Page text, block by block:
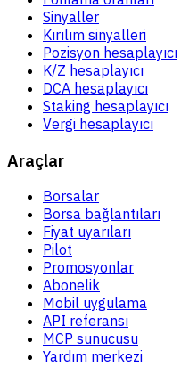
Sinyaller
Kırılım sinyalleri
Pozisyon hesaplayıcı
K/Z hesaplayıcı
DCA hesaplayıcı
Staking hesaplayıcı
Vergi hesaplayıcı
Araçlar
Borsalar
Borsa bağlantıları
Fiyat uyarıları
Pilot
Promosyonlar
Abonelik
Mobil uygulama
API referansı
MCP sunucusu
Yardım merkezi